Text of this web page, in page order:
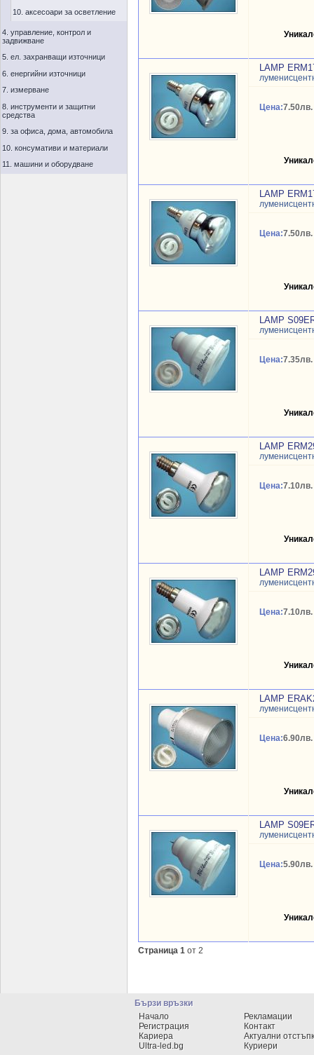
10. аксесоари за осветление
4. управление, контрол и
задвижване
5. ел. захранващи източници
6. енергийни източници
7. измерване
8. инструменти и защитни
средства
9. за офиса, дома, автомобила
10. консумативи и материали
11. машини и оборудване
LAMP
Цена:7.50лв.
LAMP
Цена:7.50лв.
LAMP
Цена:7.35лв.
LAMP
Цена:7.10лв.
LAMP
Цена:7.10лв.
LAMP
Цена:6.90лв.
LAMP
Цена:5.90лв.
Страница 1 от 2
Бързи връзки
Начало
Рекламации
Регистрация
Контакт
Кариера
Актуални
Ultra-led.bg
Куриери